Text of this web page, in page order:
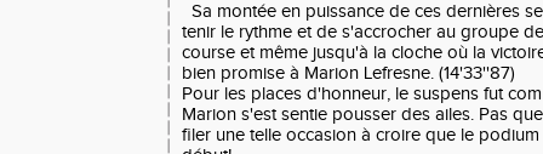
Sa montée en puissance de ces dernières
tenir le rythme et de s'accrocher au groupe
course et même jusqu'à la cloche où la
bien promise à Marion Lefresne. (14'33''87)
Pour les places d'honneur, le suspens fut
Marion s'est sentie pousser des ailes. Pas
filer une telle occasion à croire que le